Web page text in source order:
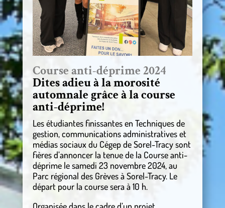
Course anti-déprime 2024
Dites adieu à la morosité
automnale grâce à la course
anti-déprime!
Les étudiantes finissantes en Techniques de
gestion, communications administratives et
médias sociaux du Cégep de Sorel-Tracy sont
fières d’annoncer la tenue de la Course anti-
déprime le samedi 23 novembre 2024, au
Parc régional des Grèves à Sorel-Tracy. Le
départ pour la course sera à 10 h.